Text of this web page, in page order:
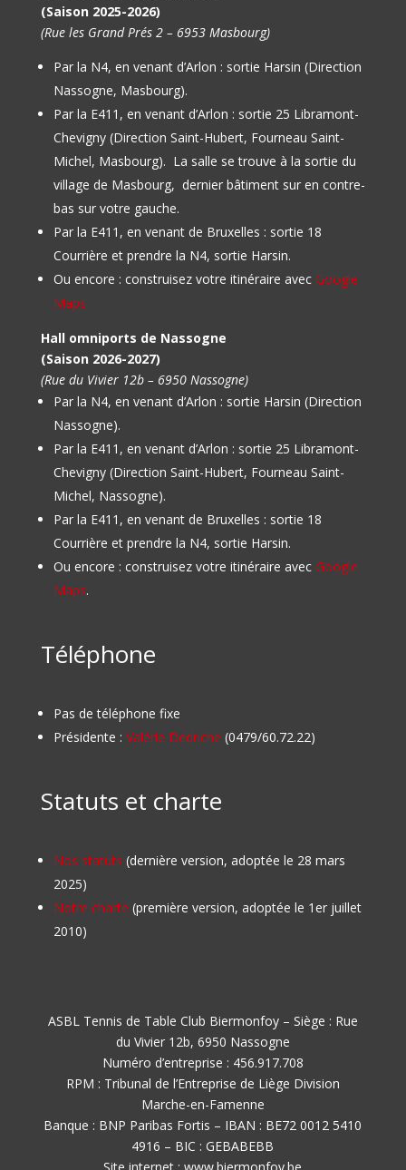
(Saison 2025-2026)
(Rue les Grand Prés 2 – 6953 Masbourg)
Par la N4, en venant d’Arlon : sortie Harsin (Direction
Nassogne, Masbourg).
Par la E411, en venant d’Arlon : sortie 25 Libramont-
Chevigny (Direction Saint-Hubert, Fourneau Saint-
Michel, Masbourg). La salle se trouve à la sortie du
village de Masbourg, dernier bâtiment sur en contre-
bas sur votre gauche.
Par la E411, en venant de Bruxelles : sortie 18
Courrière et prendre la N4, sortie Harsin.
Ou encore : construisez votre itinéraire avec Google
Maps
Hall omniports de Nassogne
(Saison 2026-2027)
(Rue du Vivier 12b – 6950 Nassogne)
Par la N4, en venant d’Arlon : sortie Harsin (Direction
Nassogne).
Par la E411, en venant d’Arlon : sortie 25 Libramont-
Chevigny (Direction Saint-Hubert, Fourneau Saint-
Michel, Nassogne).
Par la E411, en venant de Bruxelles : sortie 18
Courrière et prendre la N4, sortie Harsin.
Ou encore : construisez votre itinéraire avec Google
Maps.
Téléphone
Pas de téléphone fixe
Présidente : Valérie Dedriche (0479/60.72.22)
Statuts et charte
Nos statuts (dernière version, adoptée le 28 mars
2025)
Notre charte (première version, adoptée le 1er juillet
2010)
ASBL Tennis de Table Club Biermonfoy – Siège : Rue
du Vivier 12b, 6950 Nassogne
Numéro d’entreprise : 456.917.708
RPM : Tribunal de l’Entreprise de Liège Division
Marche-en-Famenne
Banque : BNP Paribas Fortis – IBAN : BE72 0012 5410
4916 – BIC : GEBABEBB